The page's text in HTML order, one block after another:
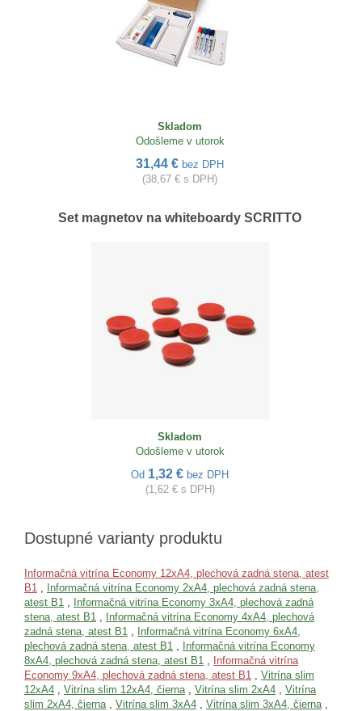
Skladom
Odošleme v utorok
31,44 € bez DPH
(38,67 € s DPH)
Set magnetov na whiteboardy SCRITTO
Skladom
Odošleme v utorok
Od 1,32 € bez DPH
(1,62 € s DPH)
Dostupné varianty produktu
Informačná vitrína Economy 12xA4, plechová zadná stena, atest
B1
Informačná vitrína Economy 2xA4, plechová zadná stena,
atest B1
Informačná vitrína Economy 3xA4, plechová zadná
stena, atest B1
Informačná vitrína Economy 4xA4, plechová
zadná stena, atest B1
Informačná vitrína Economy 6xA4,
plechová zadná stena, atest B1
Informačná vitrína Economy
8xA4, plechová zadná stena, atest B1
Informačná vitrína
Economy 9xA4, plechová zadná stena, atest B1
Vitrína slim
12xA4
Vitrína slim 12xA4, čierna Vitrína slim 2xA4
Vitrína
slim 2xA4, čierna
Vitrína slim 3xA4 Vitrína slim 3xA4, čierna